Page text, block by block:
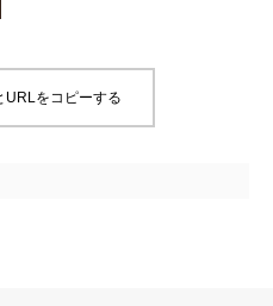
URLをコピーする